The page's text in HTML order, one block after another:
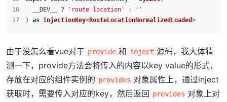
  __DEV__ ?
'route location' :
''
) as InjectionKey<RouteLocationNormalizedLoaded>
由于没怎么看vue对于 provide 和 inject 源码，我大体猜
测一下，provide方法会将传入的内容以key value的形式，
存放在对应的组件实例的 provides 对象属性上，通过inject
获取时，需要传入对应的key，然后返回 provides 对象上对